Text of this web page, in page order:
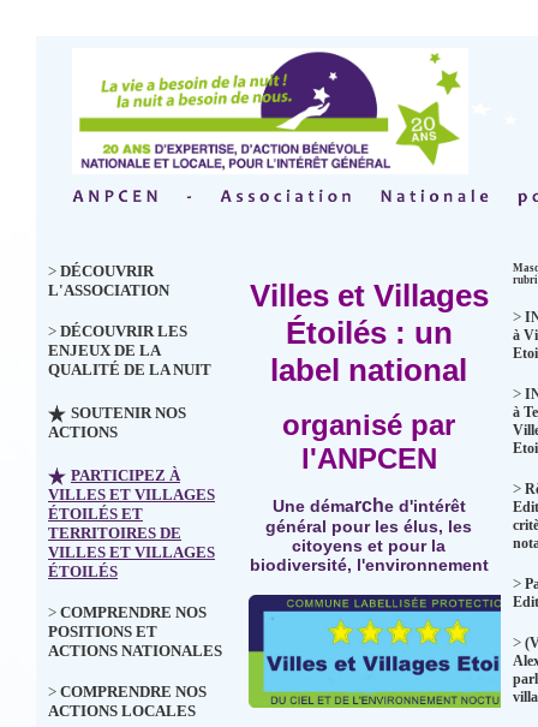
> DÉCOUVRIR
L'ASSOCIATION
> DÉCOUVRIR LES
ENJEUX DE LA
QUALITÉ DE LA NUIT
SOUTENIR NOS
ACTIONS
PARTICIPEZ À
VILLES ET VILLAGES
ÉTOILÉS ET
TERRITOIRES DE
VILLES ET VILLAGES
ÉTOILÉS
> COMPRENDRE NOS
POSITIONS ET
ACTIONS NATIONALES
> COMPRENDRE NOS
ACTIONS LOCALES
Villes et Villages
Étoilés : un
label national
organisé par
l'ANPCEN
Une démarche d'intérêt
général pour les élus, les
citoyens et pour la
biodiversité, l'environnement
>
à
>
à
>
>
>